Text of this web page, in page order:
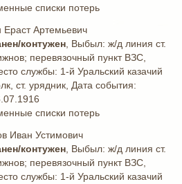
списки потерь
Ераст Артемьевич
контужен , Выбыл: ж/д линия ст.
перевязочный пункт ВЗС,
службы: 1-й Уральский казачий
ст. урядник, Дата события:
списки потерь
Иван Устимович
контужен , Выбыл: ж/д линия ст.
перевязочный пункт ВЗС,
службы: 1-й Уральский казачий